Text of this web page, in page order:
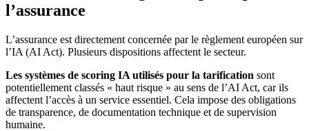
l’assurance
L’assurance est directement concernée par le règlement européen sur
l’IA (AI Act). Plusieurs dispositions affectent le secteur.
Les systèmes de scoring IA utilisés pour la tarification sont
potentiellement classés « haut risque » au sens de l’AI Act, car ils
affectent l’accès à un service essentiel. Cela impose des obligations
de transparence, de documentation technique et de supervision
humaine.